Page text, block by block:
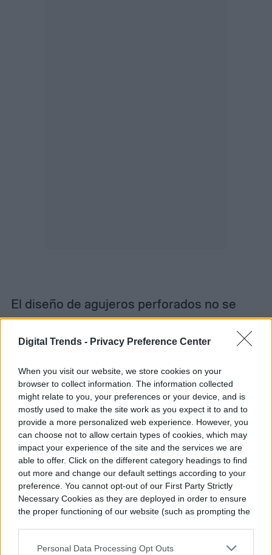
Digital Trends - Privacy Preference Center
When you visit our website, we store cookies on your
browser to collect information. The information collected
might relate to you, your preferences or your device, and is
mostly used to make the site work as you expect it to and to
provide a more personalized web experience. However, you
can choose not to allow certain types of cookies, which may
impact your experience of the site and the services we are
able to offer. Click on the different category headings to find
out more and change our default settings according to your
preference. You cannot opt-out of our First Party Strictly
Necessary Cookies as they are deployed in order to ensure
the proper functioning of our website (such as prompting the
Personal Data Processing Opt Outs
El diseño de agujeros perforados no se
mantiene exclusivo del Fold. Bloomberg
informa que el mismo recorte de cámara
llegará a un MacBook Pro con pantalla
táctil a finales de este año, lo que sugiere
que Apple está estandarizando la estética
en toda su gama de hardware en lugar de
tratar esto como una peculiaridad plegable
única.
La Dynamic Island seguirá apareciendo en
y monitorización de aplicaciones;